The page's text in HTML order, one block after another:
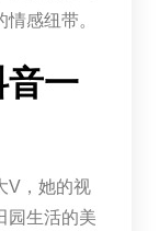
感纽带。
一
V，她的视
园生活的美